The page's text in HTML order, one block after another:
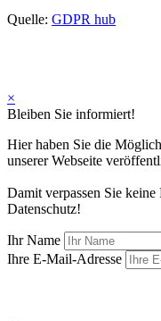
Quelle: GDPR hub
×
Bleiben Sie informiert!
Hier haben Sie die
unserer Webseite
Damit verpassen Sie
Datenschutz!
Ihr Name
Ihre E-Mail-Adresse